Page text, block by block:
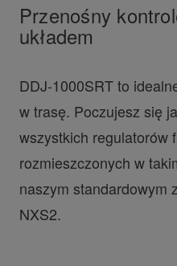
Przenośny
układem
DDJ-1000SRT to
w trasę. Poczujesz się
wszystkich regulatorów
rozmieszczonych w
naszym standardowym
NXS2.